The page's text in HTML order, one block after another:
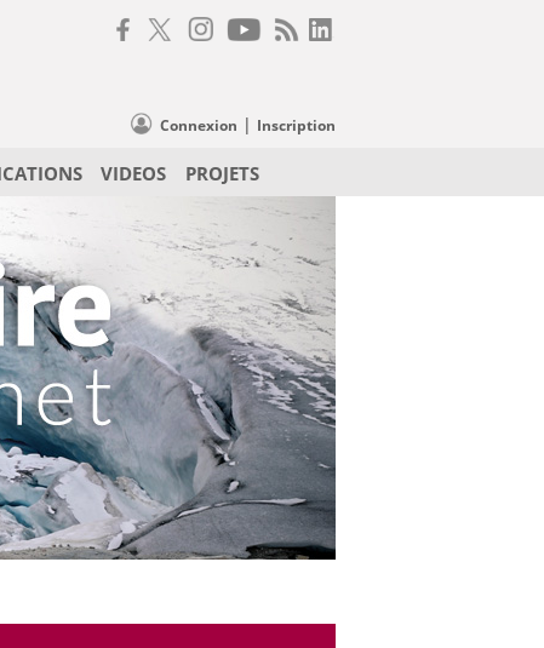
Connexion | Inscription
VIDEOS PROJETS